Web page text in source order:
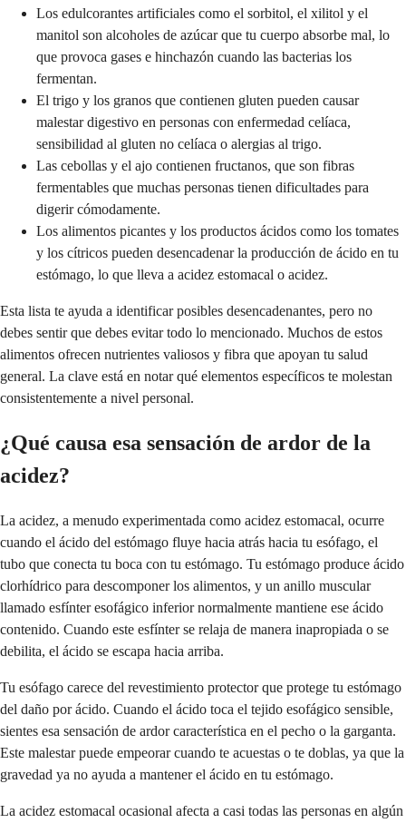
Los edulcorantes artificiales como el sorbitol, el xilitol y el
manitol son alcoholes de azúcar que tu cuerpo absorbe mal, lo
que provoca gases e hinchazón cuando las bacterias los
fermentan.
El trigo y los granos que contienen gluten pueden causar
malestar digestivo en personas con enfermedad celíaca,
sensibilidad al gluten no celíaca o alergias al trigo.
Las cebollas y el ajo contienen fructanos, que son fibras
fermentables que muchas personas tienen dificultades para
digerir cómodamente.
Los alimentos picantes y los productos ácidos como los tomates
y los cítricos pueden desencadenar la producción de ácido en tu
estómago, lo que lleva a acidez estomacal o acidez.
Esta lista te ayuda a identificar posibles desencadenantes, pero no
debes sentir que debes evitar todo lo mencionado. Muchos de estos
alimentos ofrecen nutrientes valiosos y fibra que apoyan tu salud
general. La clave está en notar qué elementos específicos te molestan
consistentemente a nivel personal.
¿Qué causa esa sensación de ardor de la
acidez?
La acidez, a menudo experimentada como acidez estomacal, ocurre
cuando el ácido del estómago fluye hacia atrás hacia tu esófago, el
tubo que conecta tu boca con tu estómago. Tu estómago produce ácido
clorhídrico para descomponer los alimentos, y un anillo muscular
llamado esfínter esofágico inferior normalmente mantiene ese ácido
contenido. Cuando este esfínter se relaja de manera inapropiada o se
debilita, el ácido se escapa hacia arriba.
Tu esófago carece del revestimiento protector que protege tu estómago
del daño por ácido. Cuando el ácido toca el tejido esofágico sensible,
sientes esa sensación de ardor característica en el pecho o la garganta.
Este malestar puede empeorar cuando te acuestas o te doblas, ya que la
gravedad ya no ayuda a mantener el ácido en tu estómago.
La acidez estomacal ocasional afecta a casi todas las personas en algún